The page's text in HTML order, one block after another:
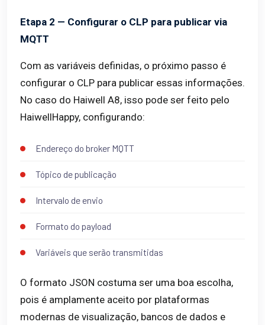
Etapa 2 — Configurar o CLP para publicar via
MQTT
Com as variáveis definidas, o próximo passo é
configurar o CLP para publicar essas informações.
No caso do Haiwell A8, isso pode ser feito pelo
HaiwellHappy, configurando:
Endereço do broker MQTT
Tópico de publicação
Intervalo de envio
Formato do payload
Variáveis que serão transmitidas
O formato JSON costuma ser uma boa escolha,
pois é amplamente aceito por plataformas
modernas de visualização, bancos de dados e